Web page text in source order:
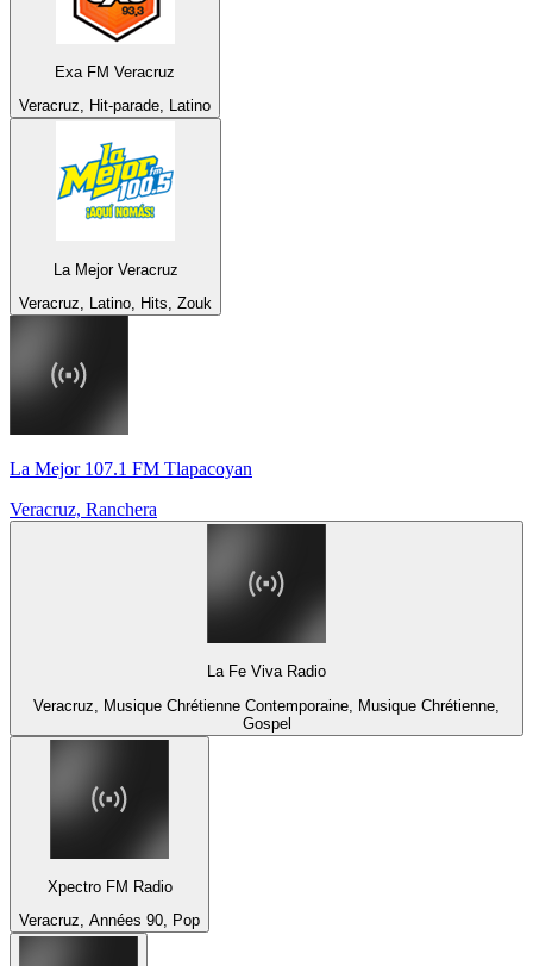
Exa FM Veracruz
Veracruz, Hit-parade, Latino
La Mejor Veracruz
Veracruz, Latino, Hits, Zouk
La Mejor 107.1 FM Tlapacoyan
Veracruz, Ranchera
La Fe Viva Radio
Veracruz, Musique Chrétienne Contemporaine, Musique Chrétienne,
Gospel
Xpectro FM Radio
Veracruz, Années 90, Pop